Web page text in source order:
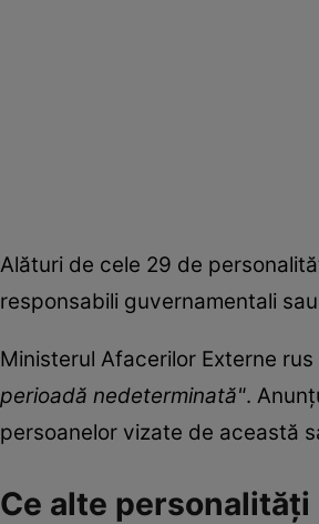
Alături de cele 29 de
responsabili guvernamentali
Ministerul Afacerilor Externe
perioadă nedeterminată".
persoanelor vizate de această
Ce alte